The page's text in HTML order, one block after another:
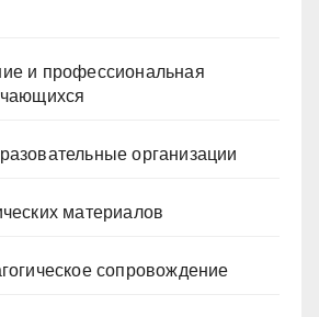
и профессиональная
организации
материалов
сопровождение